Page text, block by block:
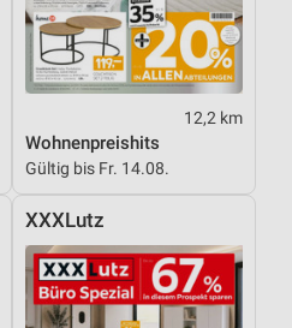
12,2 km
Wohnenpreishits
Gültig bis Fr. 14.08.
XXXLutz